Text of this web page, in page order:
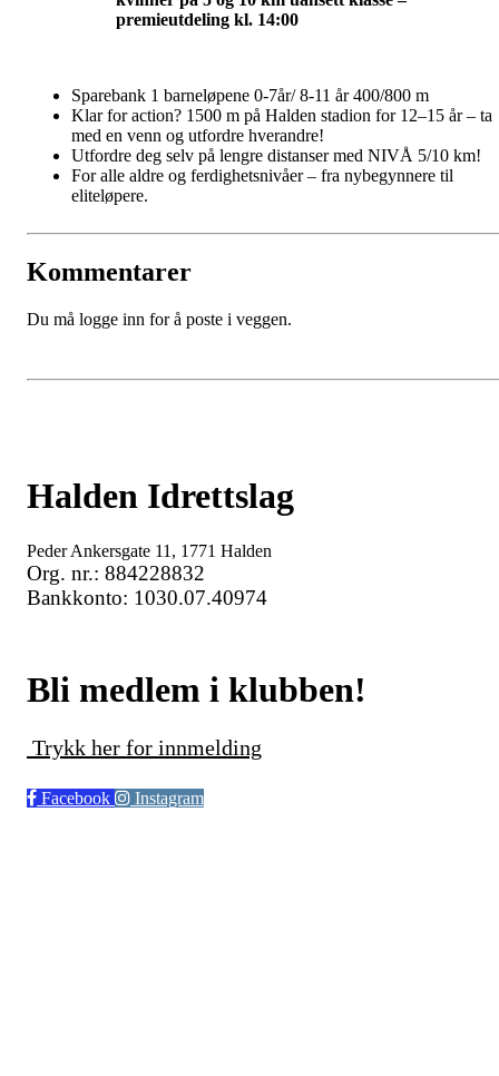
premieutdeling kl. 14:00
Sparebank 1 barneløpene 0-7år/ 8-11 år 400/800 m
Klar for action? 1500 m på Halden stadion for 12–15 år – ta
med en venn og utfordre hverandre!
Utfordre deg selv på lengre distanser med NIVÅ 5/10 km!
For alle aldre og ferdighetsnivåer – fra nybegynnere til
eliteløpere.
Kommentarer
Du må logge inn for å poste i veggen.
Halden Idrettslag
Peder Ankersgate 11, 1771 Halden
Org. nr.: 884228832
Bankkonto: 1030.07.40974
Bli medlem i klubben!
Trykk her for innmelding
Facebook Instagram